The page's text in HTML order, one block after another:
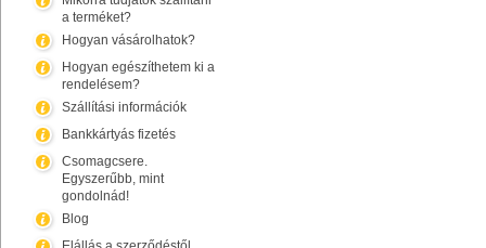
a terméket?
Hogyan vásárolhatok?
Hogyan egészíthetem ki a
rendelésem?
Szállítási információk
Bankkártyás fizetés
Csomagcsere.
Egyszerűbb, mint
gondolnád!
Blog